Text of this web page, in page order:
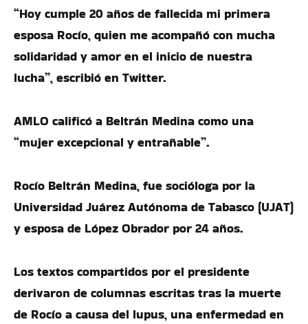
“Hoy cumple 20 años de fallecida mi primera
esposa Rocío, quien me acompañó con mucha
solidaridad y amor en el inicio de nuestra
lucha”, escribió en Twitter.
AMLO calificó a Beltrán Medina como una
“mujer excepcional y entrañable”.
Rocío Beltrán Medina, fue socióloga por la
Universidad Juárez Autónoma de Tabasco (UJAT)
y esposa de López Obrador por 24 años.
Los textos compartidos por el presidente
derivaron de columnas escritas tras la muerte
de Rocío a causa del lupus, una enfermedad en